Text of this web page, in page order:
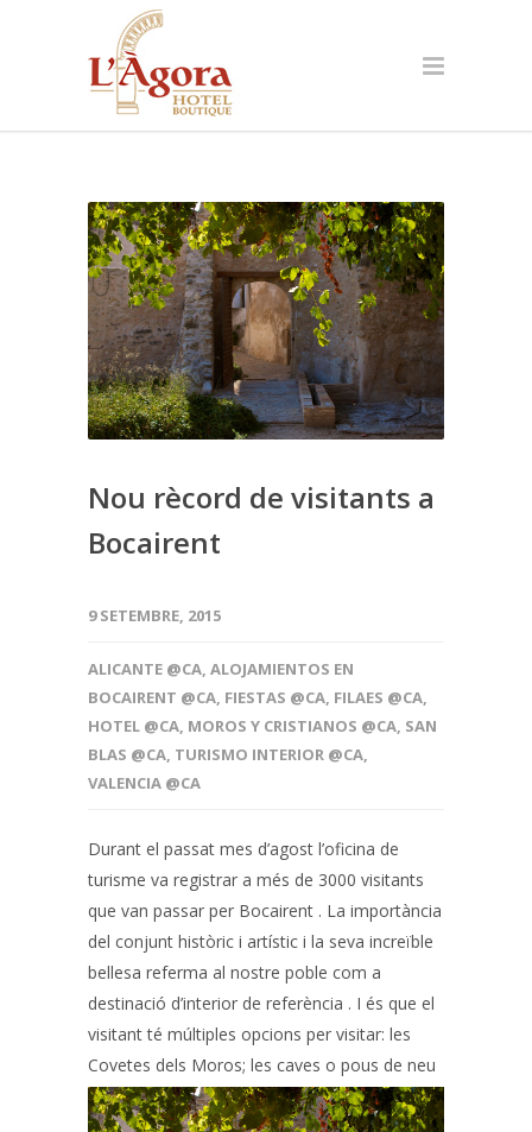
Nou rècord de visitants a
Bocairent
9 SETEMBRE, 2015
ALICANTE @CA, ALOJAMIENTOS EN
BOCAIRENT @CA, FIESTAS @CA, FILAES @CA,
HOTEL @CA, MOROS Y CRISTIANOS @CA, SAN
BLAS @CA, TURISMO INTERIOR @CA,
VALENCIA @CA
Durant el passat mes d’agost l’oficina de
turisme va registrar a més de 3000 visitants
que van passar per Bocairent . La importància
del conjunt històric i artístic i la seva increïble
bellesa referma al nostre poble com a
destinació d’interior de referència . I és que el
visitant té múltiples opcions per visitar: les
Covetes dels Moros; les caves o pous de neu